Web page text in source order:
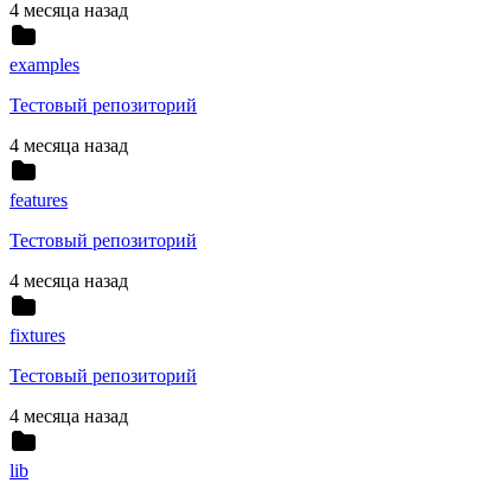
4 месяца назад
examples
Тестовый репозиторий
4 месяца назад
features
Тестовый репозиторий
4 месяца назад
fixtures
Тестовый репозиторий
4 месяца назад
lib